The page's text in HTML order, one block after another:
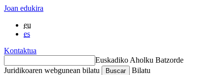
Joan edukira
eu
es
Kontaktua
Euskadiko Aholku Batzorde
Juridikoaren webgunean bilatu
Bilatu